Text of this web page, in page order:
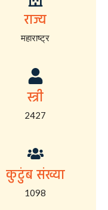
राज्य
महाराष्ट्र
स्त्री
2427
कुटुंब संख्या
1098